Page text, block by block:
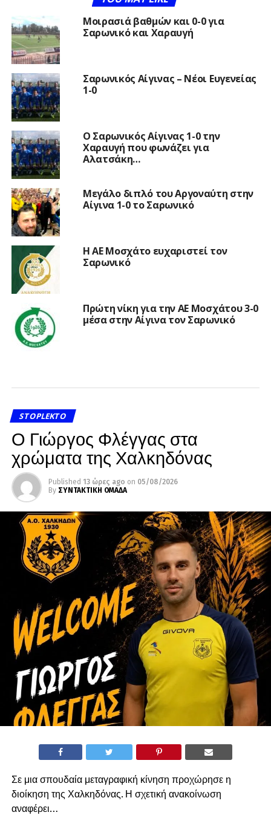
Μοιρασιά βαθμών και 0-0 για
Σαρωνικό και Χαραυγή
Σαρωνικός Αίγινας – Νέοι Ευγενείας
1-0
Ο Σαρωνικός Αίγινας 1-0 την
Χαραυγή που φωνάζει για
Αλατσάκη…
Μεγάλο διπλό του Αργοναύτη στην
Αίγινα 1-0 το Σαρωνικό
Η ΑΕ Μοσχάτο ευχαριστεί τον
Σαρωνικό
Πρώτη νίκη για την ΑΕ Μοσχάτου 3-0
μέσα στην Αίγινα τον Σαρωνικό
STOPLEKTO
Ο Γιώργος Φλέγγας στα
χρώματα της Χαλκηδόνας
Published 13 ώρες ago on 05/08/2026
By ΣΥΝΤΑΚΤΙΚΗ ΟΜΑΔΑ
Σε μια σπουδαία μεταγραφική κίνηση προχώρησε η
διοίκηση της Χαλκηδόνας. Η σχετική ανακοίνωση
αναφέρει…